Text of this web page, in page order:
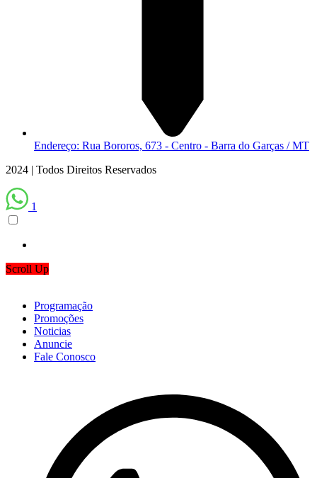
Endereço: Rua Bororos, 673 - Centro - Barra do Garças / MT
2024 | Todos Direitos Reservados
1
Scroll Up
Programação
Promoções
Noticias
Anuncie
Fale Conosco